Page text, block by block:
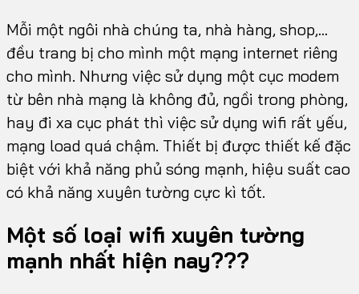
Mỗi một ngôi nhà chúng ta, nhà hàng, shop,…
đều trang bị cho mình một mạng internet riêng
cho mình. Nhưng việc sử dụng một cục modem
từ bên nhà mạng là không đủ, ngồi trong phòng,
hay đi xa cục phát thì việc sử dụng wifi rất yếu,
mạng load quá chậm. Thiết bị được thiết kế đặc
biệt với khả năng phủ sóng mạnh, hiệu suất cao
có khả năng xuyên tường cực kì tốt.
Một số loại wifi xuyên tường
mạnh nhất hiện nay???